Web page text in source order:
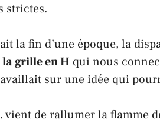
strictes.
la fin d’une époque, la
grille en H qui nous
sur une idée qui
vient de rallumer la flamme